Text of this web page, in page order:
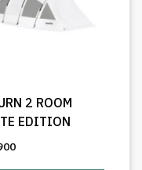
2 ROOM
EDITION